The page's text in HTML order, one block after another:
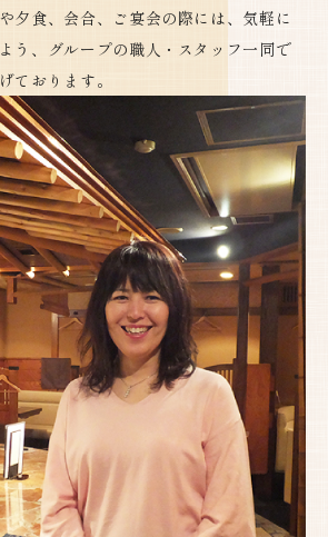
夕食、会合、ご宴会の際には、気軽に
う、グループの職人・スタッフ一同で
ております。